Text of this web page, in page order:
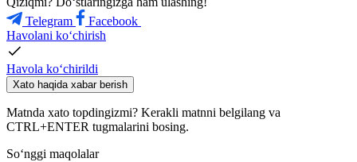
Telegram
Facebook
Havolani ko‘chirish
Havola ko‘chirildi
Xato haqida xabar berish
Matnda xato topdingizmi? Kerakli matnni belgilang va
CTRL+ENTER tugmalarini bosing.
So‘nggi maqolalar